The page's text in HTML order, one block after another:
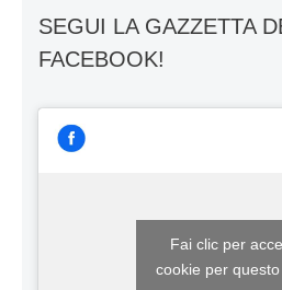
SEGUI LA GAZZETTA
FACEBOOK!
Fai clic per
cookie per